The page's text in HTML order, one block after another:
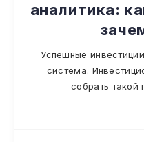
аналитика:
Успешные
система.
собрать такой